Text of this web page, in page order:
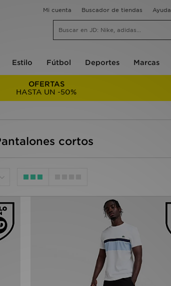
Mi cuenta Buscador de tiendas Ayuda
Estilo Fútbol Deportes Marcas
OFERTAS
HASTA UN -50%
cortos